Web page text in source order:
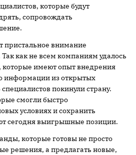
которые будут
сопровождать
пристальное внимание
как не всем компаниям удалось
которые имеют опыт внедрения
информации из открытых
покинули страну.
смогли быстро
условиях и сохранить
сегодня выигрышные позиции.
которые готовы не просто
решения, а предлагать новые,